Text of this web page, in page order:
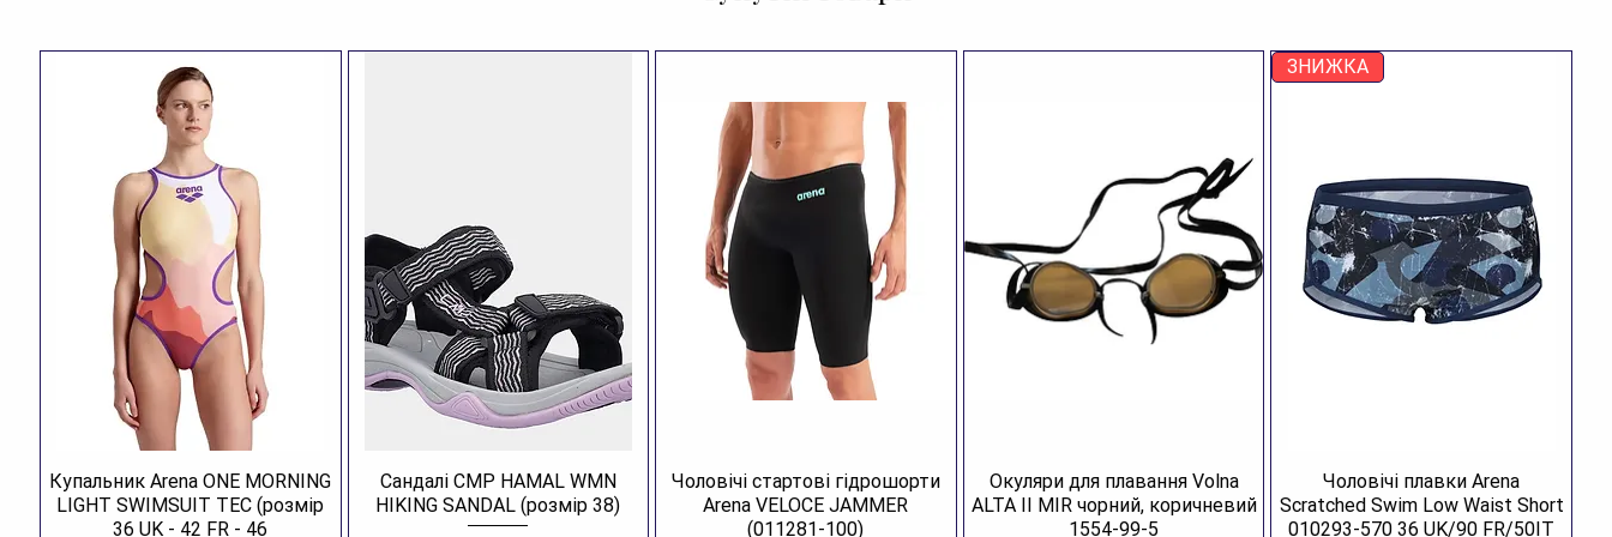
3Q12947-62BN.45
3Q12947-62BN
Категорія:Черевики
Колір:
Asphalt, Syrah
Склад:
Верх: 100% шкіра, Підкладка: 100% поліестер,
Підошва: гума
Країна:Китай
Різновид:
трекінгове взуття
для чоловіків
Купальник Arena ONE MORNING
LIGHT SWIMSUIT TEC (розмір
36 UK - 42 FR - 46
Сандалі CMP HAMAL WMN
HIKING SANDAL (розмір 38)
Чоловічі стартові гідрошорти
Arena VELOCE JAMMER
(011281-100)
Окуляри для плавання Volna
ALTA II MIR чорний, коричневий
1554-99-5
ЗНИЖКА
Чоловічі плавки Arena
Scratched Swim Low Waist Short
010293-570 36 UK/90 FR/50IT